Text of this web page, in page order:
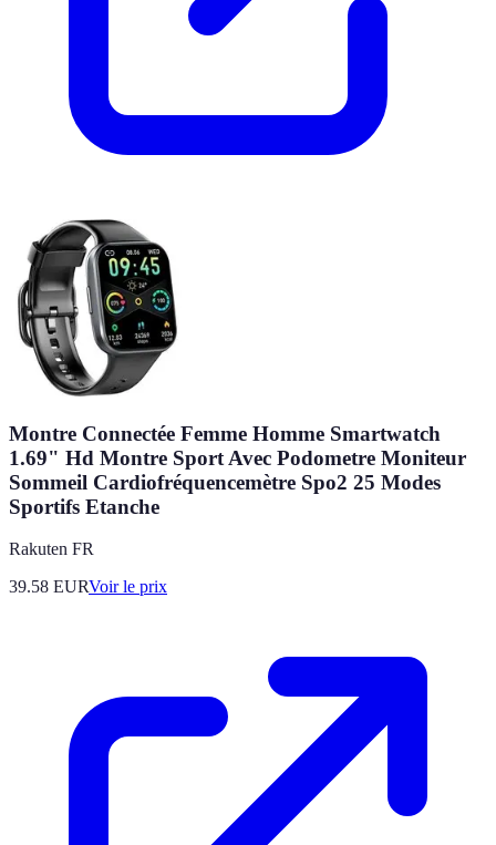
Montre Connectée Femme Homme Smartwatch
1.69" Hd Montre Sport Avec Podometre Moniteur
Sommeil Cardiofréquencemètre Spo2 25 Modes
Sportifs Etanche
Rakuten FR
39.58 EURVoir le prix